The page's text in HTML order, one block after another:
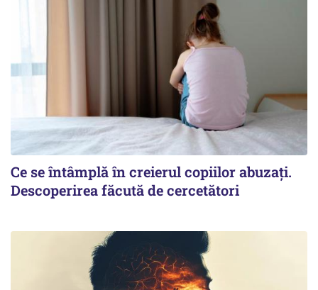
Ce se întâmplă în creierul copiilor abuzați.
Descoperirea făcută de cercetători